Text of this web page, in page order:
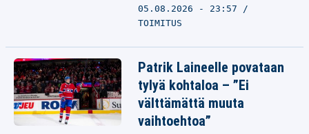
05.08.2026 - 23:57
TOIMITUS
Patrik Laineelle povataan
tylyä kohtaloa – ”Ei
välttämättä muuta
vaihtoehtoa”